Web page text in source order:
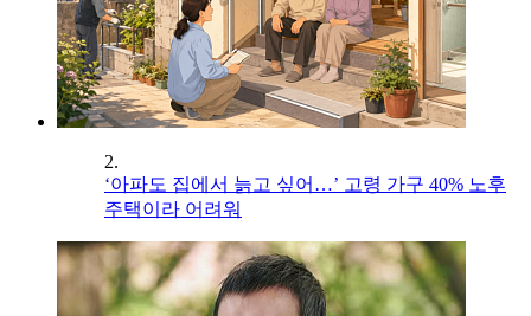
2.
‘아파도 집에서 늙고 싶어…’ 고령 가구 40% 노후
주택이라 어려워